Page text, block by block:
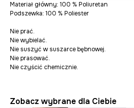
Materiał główny: 100 % Poliuretan
Podszewka: 100 % Poliester
Nie prać.
Nie wybielać.
Nie suszyć w suszarce bębnowej.
Nie prasować.
Nie czyścić chemicznie.
Zobacz wybrane dla Ciebie